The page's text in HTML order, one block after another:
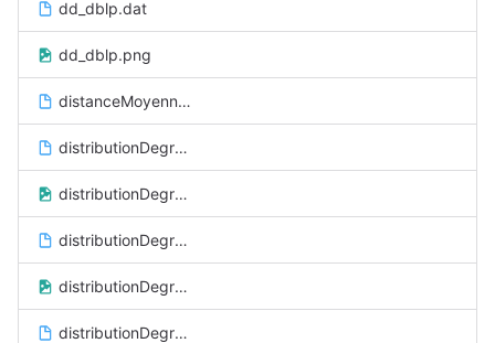
dd_dblp.dat
dd_dblp.png
distanceMoyenne.dat
distributionDegre.dat
distributionDegresEchLineair.png
distributionDegresEchLog.gnu
distributionDegresEchLog.png
distributionDegresEchlineair.gnu